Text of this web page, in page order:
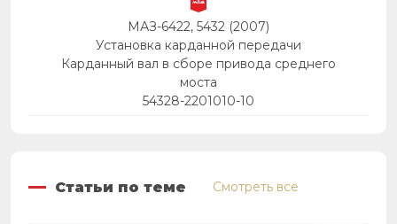
МАЗ-6422, 5432 (2007)
Установка карданной передачи
Карданный вал в сборе привода среднего
моста
54328-2201010-10
Статьи по теме Смотреть все